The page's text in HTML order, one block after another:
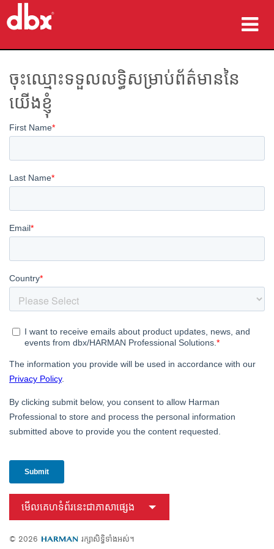
ករណីសិក្សា
កន្លែងទិញ
ការគាំទ្រ
ភាសា/តំបន់
ចុះឈ្មោះទទួលលទ្ធិសម្រាប់ព័ត៌មាននៃ
យើងខ្ញុំ
មើលគេហទំព័រនេះជាភាសាផ្សេង
© 2026 រក្សាសិទ្ធិទាំងអស់។